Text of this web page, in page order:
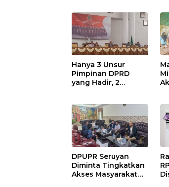
Hanya 3 Unsur
Pimpinan DPRD
yang Hadir, 2
DPUPR Seruyan
Diminta Tingkatkan
Akses Masyarakat